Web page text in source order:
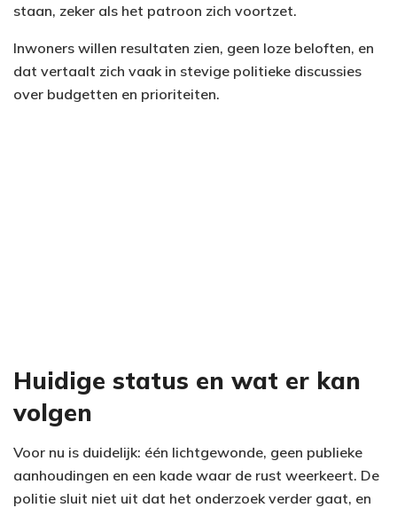
staan, zeker als het patroon zich voortzet.
Inwoners willen resultaten zien, geen loze beloften, en
dat vertaalt zich vaak in stevige politieke discussies
over budgetten en prioriteiten.
Huidige status en wat er kan
volgen
Voor nu is duidelijk: één lichtgewonde, geen publieke
aanhoudingen en een kade waar de rust weerkeert. De
politie sluit niet uit dat het onderzoek verder gaat, en